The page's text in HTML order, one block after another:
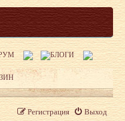
Выход
Регистрация